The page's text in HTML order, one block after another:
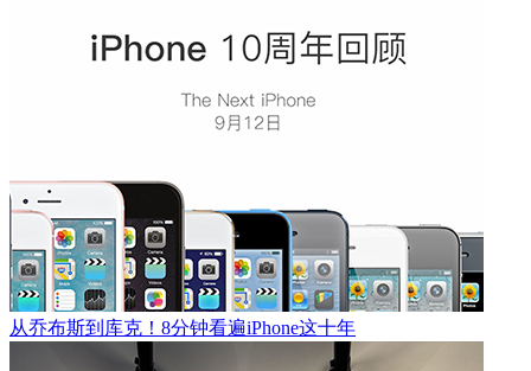
从乔布斯到库克！8分钟看遍iPhone这十年